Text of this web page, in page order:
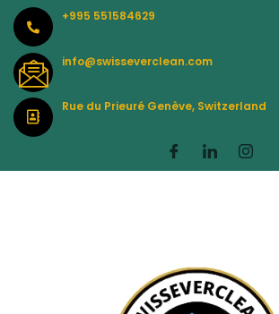
Skip
content
+995 551584629
info@swisseverclean.com
Rue du Prieuré Genève, Switzerland